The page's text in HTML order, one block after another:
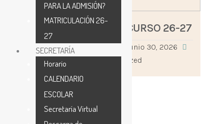
MATERIAL ESCOLAR CURSO 26-27
adminceipilosrosales
junio 30, 2026
Uncategorized
PARA LA ADMISIÓN?
MATRICULACIÓN 26-
27
SECRETARÍA
Horario
CALENDARIO
ESCOLAR
Secretaría Virtual